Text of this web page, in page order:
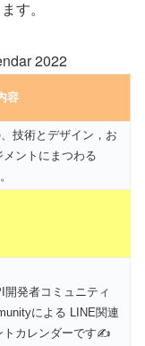
す。
2022
容
技術とデザイン，お
ントにまつわる
開発者コミュニティ
による LINE関連
トカレンダーです✍️